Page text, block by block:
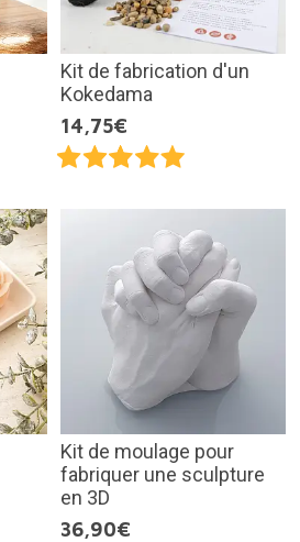
Kit de fabrication d'un
Kokedama
14,75€
Kit de moulage pour
fabriquer une sculpture
en 3D
36,90€